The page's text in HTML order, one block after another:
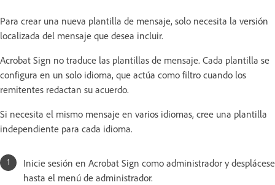
Para crear una nueva plantilla de mensaje, solo necesita la versión
localizada del mensaje que desea incluir.
Acrobat Sign no traduce las plantillas de mensaje. Cada plantilla se
configura en un solo idioma, que actúa como filtro cuando los
remitentes redactan su acuerdo.
Si necesita el mismo mensaje en varios idiomas, cree una plantilla
independiente para cada idioma.
Inicie sesión en Acrobat Sign como administrador y desplácese
hasta el menú de administrador.